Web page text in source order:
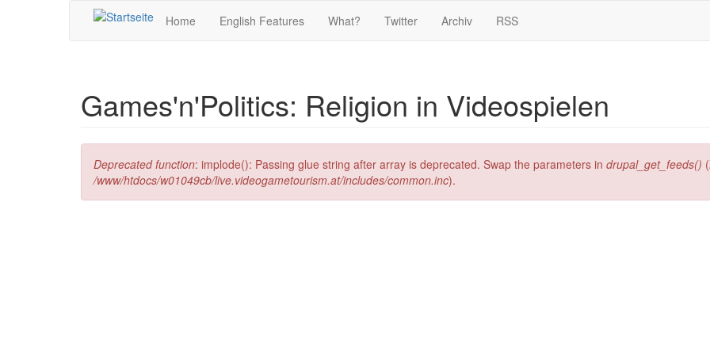
Home
English Features What? Twitter Archiv RSS
Games'n'Politics: Religion in Videospielen
Fehlermeldung
Deprecated function: implode(): Passing glue string after array is deprecated. Swap the parameters in drupal_get_feeds()
/www/htdocs/w01049cb/live.videogametourism.at/includes/common.inc).